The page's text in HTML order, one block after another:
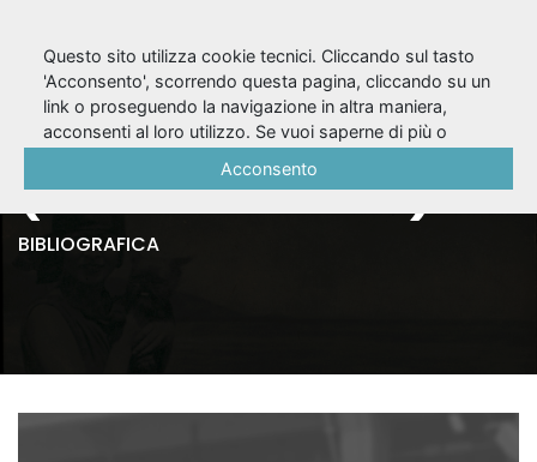
Il Dramma, A. II, n. 12
(novembre 1926)
BIBLIOGRAFICA
Questo sito utilizza cookie tecnici. Cliccando sul tasto
'Acconsento', scorrendo questa pagina, cliccando su un
link o proseguendo la navigazione in altra maniera,
acconsenti al loro utilizzo. Se vuoi saperne di più o
Acconsento